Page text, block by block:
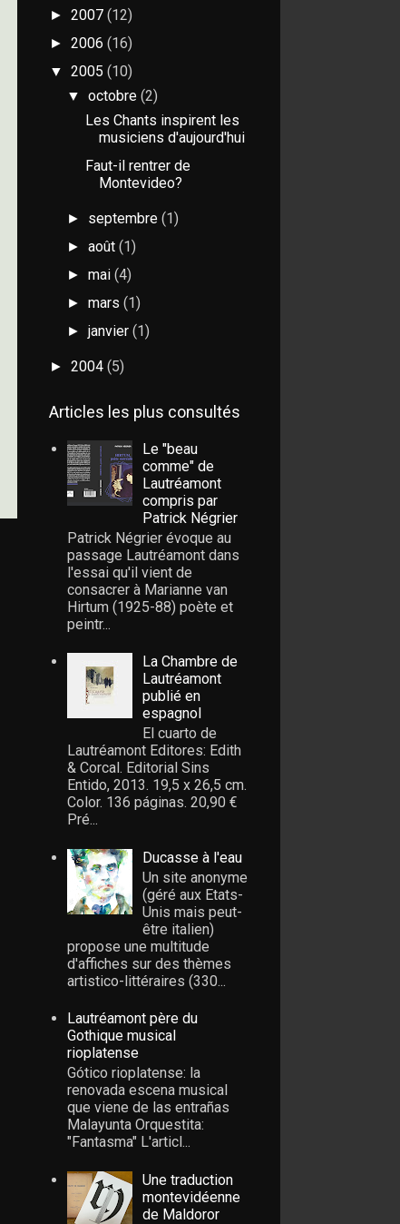
► 2007 (12)
► 2006 (16)
▼ 2005 (10)
▼octobre(2)
Les Chants inspirent les
musiciens d'aujourd'hui
Faut-il rentrer de
Montevideo?
► septembre(1)
►août(1)
►mai(4)
►mars(1)
►janvier(1)
► 2004 (5)
Articles les plus consultés
Le "beau
comme" de
Lautréamont
compris par
Patrick Négrier
Patrick Négrier évoque au
passage Lautréamont dans
l'essai qu'il vient de
consacrer à Marianne van
Hirtum (1925-88) poète et
peintr...
La Chambre de
Lautréamont
publié en
espagnol
El cuarto de
Lautréamont Editores: Edith
& Corcal. Editorial Sins
Entido, 2013. 19,5 x 26,5 cm.
Color. 136 páginas. 20,90 €
Pré...
Ducasse à l'eau
Un site anonyme
(géré aux Etats-
Unis mais peut-
être italien)
propose une multitude
d'affiches sur des thèmes
artistico-littéraires (330...
Lautréamont père du
Gothique musical
rioplatense
Gótico rioplatense: la
renovada escena musical
que viene de las entrañas
Malayunta Orquestita:
"Fantasma" L'articl...
Une traduction
montevidéenne
de Maldoror